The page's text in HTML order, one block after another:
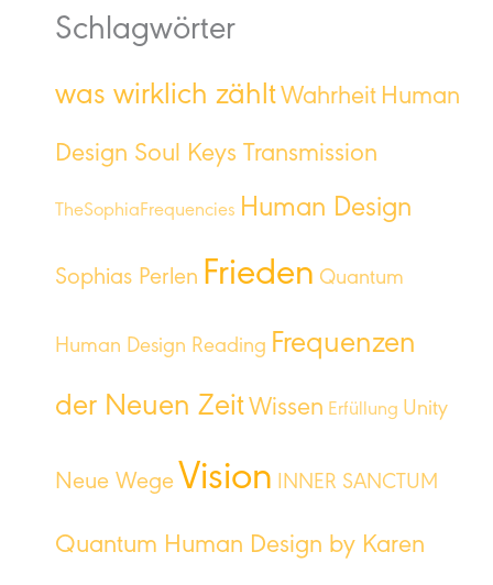
Schlagwörter
was wirklich zählt Wahrheit Human
Design Soul Keys Transmission
TheSophiaFrequencies Human Design
Sophias Perlen Frieden Quantum
Human Design Reading Frequenzen
der Neuen Zeit Wissen Erfüllung Unity
Neue Wege Vision INNER SANCTUM
Quantum Human Design by Karen